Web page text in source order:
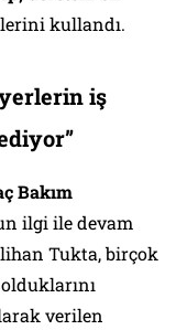
kullandı.
iş
Bakım
ilgi ile devam
Tukta, birçok
verilen